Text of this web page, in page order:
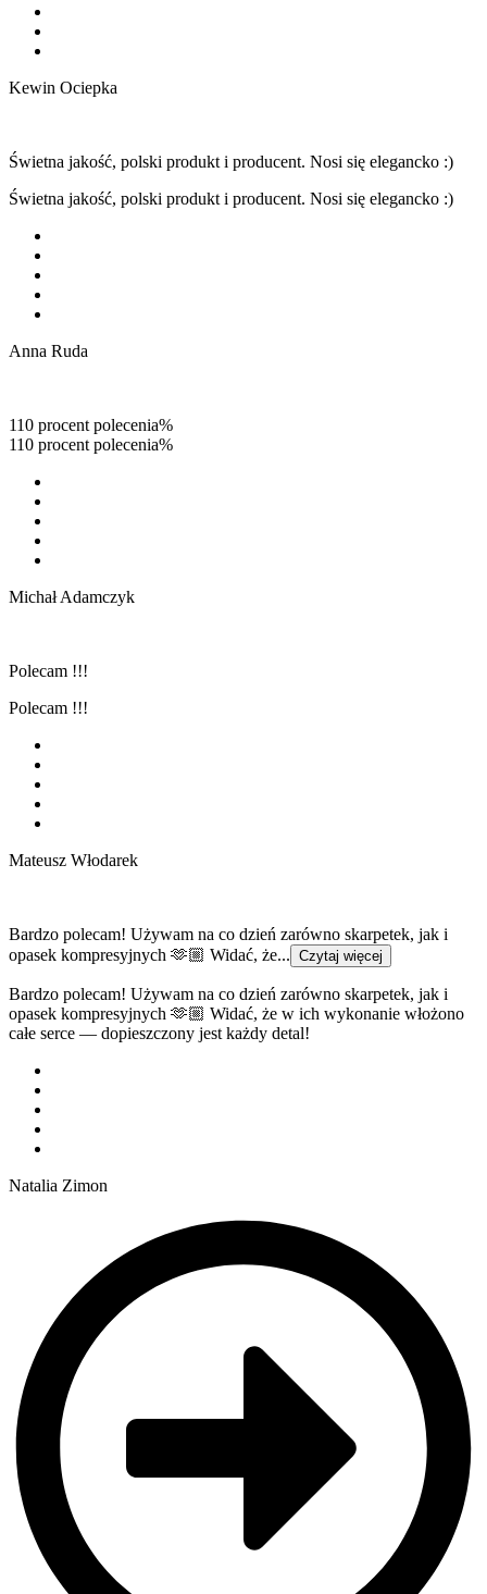
Kewin Ociepka
Świetna jakość, polski produkt i producent. Nosi się elegancko :)
Świetna jakość, polski produkt i producent. Nosi się elegancko :)
Anna Ruda
110 procent polecenia%
110 procent polecenia%
Michał Adamczyk
Polecam !!!
Polecam !!!
Mateusz Włodarek
Bardzo polecam! Używam na co dzień zarówno skarpetek, jak i
opasek kompresyjnych 🫶🏼 Widać, że... Czytaj więcej
Bardzo polecam! Używam na co dzień zarówno skarpetek, jak i
opasek kompresyjnych 🫶🏼 Widać, że w ich wykonanie włożono
całe serce — dopieszczony jest każdy detal!
Natalia Zimon